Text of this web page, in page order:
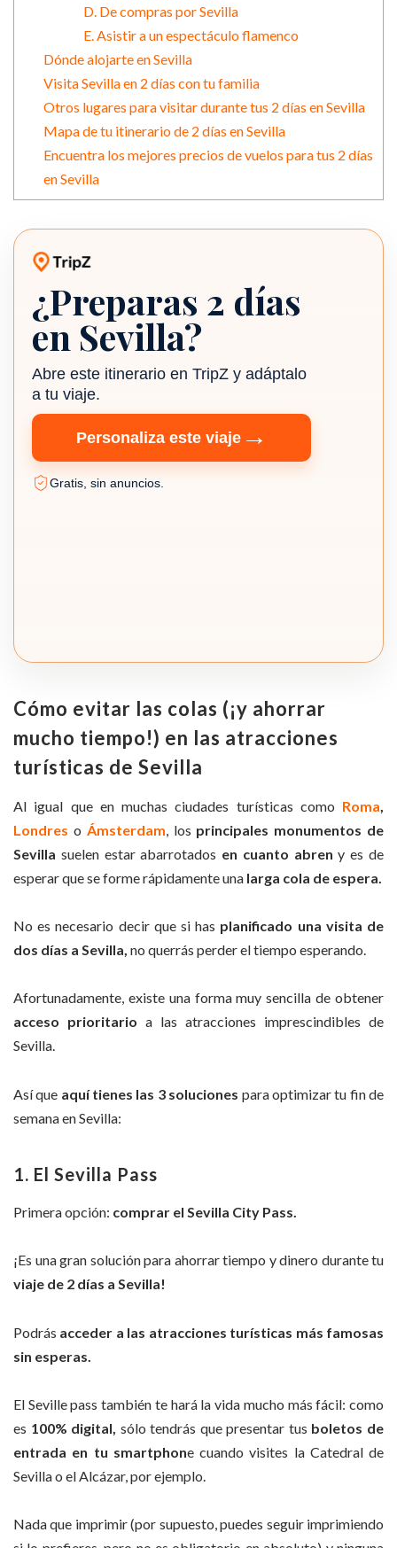
D. De compras por Sevilla
E. Asistir a un espectáculo flamenco
Dónde alojarte en Sevilla
Visita Sevilla en 2 días con tu familia
Otros lugares para visitar durante tus 2 días en Sevilla
Mapa de tu itinerario de 2 días en Sevilla
Encuentra los mejores precios de vuelos para tus 2 días
en Sevilla
Itinerario TripZ
¿Preparas 2 días
en Sevilla?
Abre este itinerario en TripZ y adáptalo
a tu viaje.
Personaliza este viaje→
Gratis, sin anuncios.
Cómo evitar las colas (¡y ahorrar
mucho tiempo!) en las atracciones
turísticas de Sevilla
Al igual que en muchas ciudades turísticas como Roma
Londres o Ámsterdam , los principales monumentos de
Sevilla suelen estar abarrotados en cuanto abren y es de
esperar que se forme rápidamente una larga cola de espera.
No es necesario decir que si has planificado una visita de
dos días a Sevilla, no querrás perder el tiempo esperando.
Afortunadamente, existe una forma muy sencilla de obtener
acceso prioritario a las atracciones imprescindibles de
Sevilla.
Así que aquí tienes las 3 soluciones para optimizar tu fin de
semana en Sevilla:
1. El Sevilla Pass
Primera opción: comprar el Sevilla City Pass.
¡Es una gran solución para ahorrar tiempo y dinero durante tu
viaje de 2 días a Sevilla!
Podrás acceder a las atracciones turísticas más famosas
sin esperas.
El Seville pass también te hará la vida mucho más fácil: como
es 100% digital, sólo tendrás que presentar tus boletos de
entrada en tu smartphone cuando visites la Catedral de
Sevilla o el Alcázar, por ejemplo.
Nada que imprimir (por supuesto, puedes seguir imprimiendo